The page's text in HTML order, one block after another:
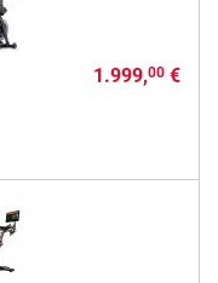
1.999,00€